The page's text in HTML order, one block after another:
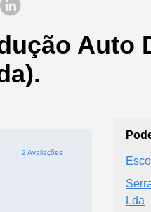
Auto
2 Avaliações
Lda